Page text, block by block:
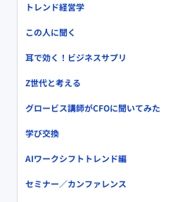
トレンド経営学
この人に聞く
耳で効く！ビジネスサプリ
Z世代と考える
グロービス講師がCFOに聞いてみた
学び交換
AIワークシフトトレンド編
セミナー／カンファレンス